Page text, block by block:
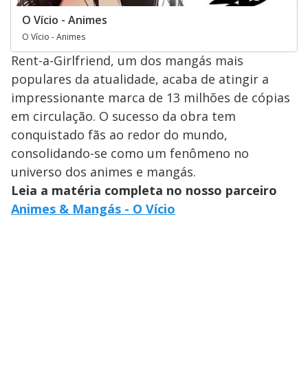
O Vício - Animes
O Vício - Animes
Rent-a-Girlfriend, um dos mangás mais
populares da atualidade, acaba de atingir a
impressionante marca de 13 milhões de cópias
em circulação. O sucesso da obra tem
conquistado fãs ao redor do mundo,
consolidando-se como um fenômeno no
universo dos animes e mangás.
Leia a matéria completa no nosso parceiro
Animes & Mangás - O Vício